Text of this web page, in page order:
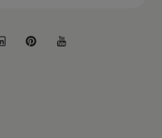
LinkedInPinterest